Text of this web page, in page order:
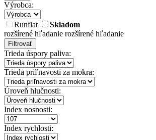
Výrobca:
Runflat
Skladom
rozšírené hľadanie rozšírené hľadanie
Filtrovať
Trieda úspory paliva:
Trieda priľnavosti za mokra:
Úroveň hlučnosti:
Index nosnosti:
Index rychlosti: